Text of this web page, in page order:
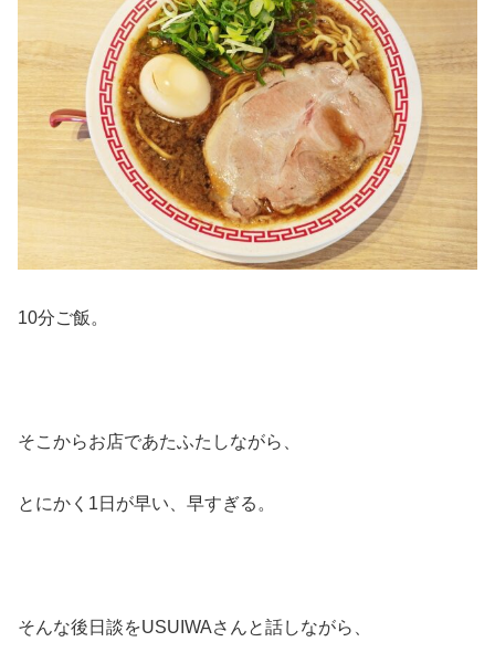
10分ご飯。
そこからお店であたふたしながら、
とにかく1日が早い、早すぎる。
そんな後日談をUSUIWAさんと話しながら、